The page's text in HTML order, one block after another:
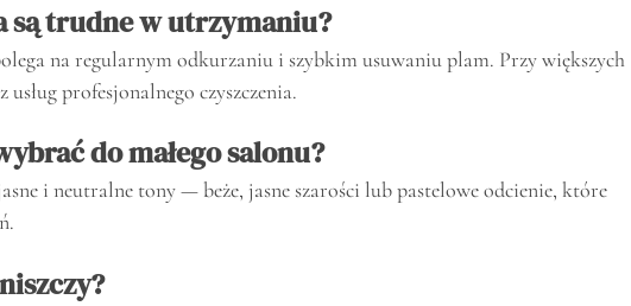
są trudne w utrzymaniu?
na regularnym odkurzaniu i szybkim usuwaniu plam. Przy większych
profesjonalnego czyszczenia.
do małego salonu?
i neutralne tony — beże, jasne szarości lub pastelowe odcienie, które